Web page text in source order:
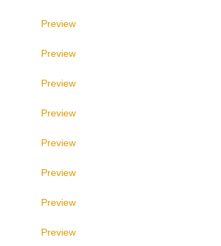
Preview
Preview
Preview
Preview
Preview
Preview
Preview
Preview